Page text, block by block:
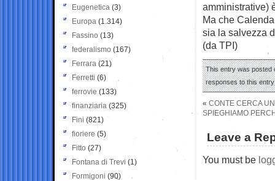
amministrative)
Ma che
sia la salvezza
(da TPI)
This entry was posted
responses to this
« CONTE CERCA
SPIEGHIAMO
Leave a
You must be
Eugenetica (3)
Europa (1.314)
Fassino (13)
federalismo (167)
Ferrara (21)
Ferretti (6)
ferrovie (133)
finanziaria (325)
Fini (821)
fioriere (5)
Fitto (27)
Fontana di Trevi (1)
Formigoni (90)